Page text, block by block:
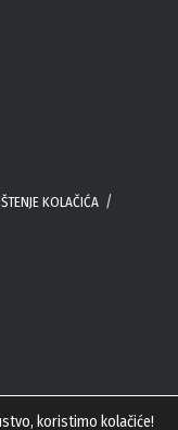
KOLAČIĆA
koristimo kolačiće!